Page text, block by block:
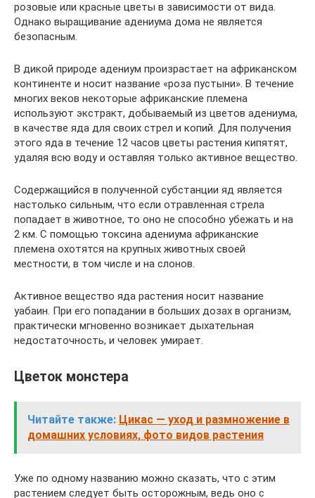
розовые или красные цветы в зависимости от вида.
Однако выращивание адениума дома не является
безопасным.
В дикой природе адениум произрастает на африканском
континенте и носит название «роза пустыни». В течение
многих веков некоторые африканские племена
используют экстракт, добываемый из цветов адениума,
в качестве яда для своих стрел и копий. Для получения
этого яда в течение 12 часов цветы растения кипятят,
удаляя всю воду и оставляя только активное вещество.
Содержащийся в полученной субстанции яд является
настолько сильным, что если отравленная стрела
попадает в животное, то оно не способно убежать и на
2 км. С помощью токсина адениума африканские
племена охотятся на крупных животных своей
местности, в том числе и на слонов.
Активное вещество яда растения носит название
уабаин. При его попадании в больших дозах в организм,
практически мгновенно возникает дыхательная
недостаточность, и человек умирает.
Цветок монстера
Читайте также: Цикас — уход и размножение в
домашних условиях, фото видов растения
Уже по одному названию можно сказать, что с этим
растением следует быть осторожным, ведь оно с